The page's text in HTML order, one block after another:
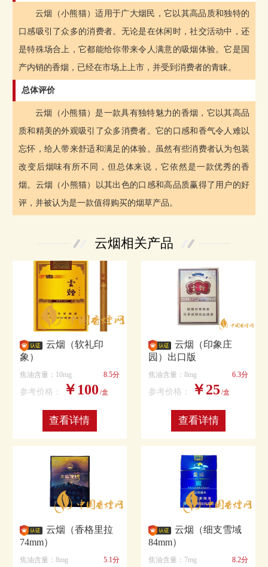
云烟（小熊猫）适用于广大烟民，它以其高品质和独特的
口感吸引了众多的消费者。无论是在休闲时，社交活动中，还
是特殊场合上，它都能给你带来令人满意的吸烟体验。它是国
产内销的香烟，已经在市场上上市，并受到消费者的青睐。
总体评价
云烟（小熊猫）是一款具有独特魅力的香烟，它以其高品
质和精美的外观吸引了众多消费者。它的口感和香气令人难以
忘怀，给人带来舒适和满足的体验。虽然有些消费者认为包装
改变后烟味有所不同，但总体来说，它依然是一款优秀的香
烟。云烟（小熊猫）以其出色的口感和高品质赢得了用户的好
评，并被认为是一款值得购买的烟草产品。
云烟相关产品
云烟（软礼印
象）
焦油含量：10mg 8.5分
参考价格： ￥100 /盒
查看详情
云烟（印象庄
园）出口版
焦油含量：8mg 6.3分
参考价格： ￥25 /盒
查看详情
云烟（香格里拉
74mm）
焦油含量：8mg 5.1分
云烟（细支雪域
84mm）
焦油含量：7mg 8.2分